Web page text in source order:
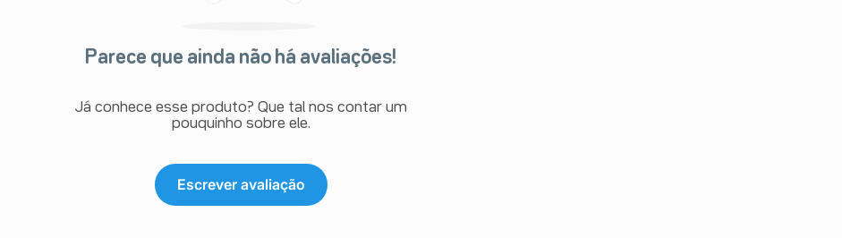
Parece que ainda não há avaliações!
Já conhece esse produto? Que tal nos contar um
pouquinho sobre ele.
Escrever avaliação